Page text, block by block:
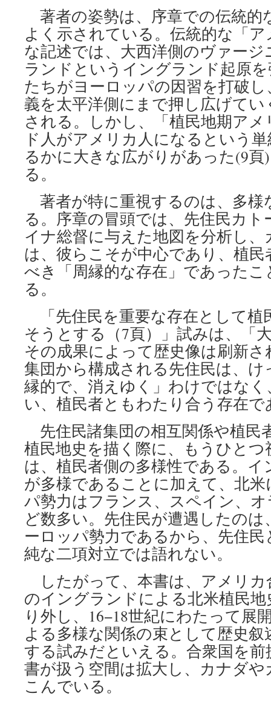
著者の姿勢は、序章での伝統的
よく示されている。伝統的な「
な記述では、大西洋側のヴァー
ランドというイングランド起原
たちがヨーロッパの因習を打破
義を太平洋側にまで押し広げて
される。しかし、「植民地期ア
ド人がアメリカ人になるという
るかに大きな広がりがあった(9頁
る。
著者が特に重視するのは、多様
る。序章の冒頭では、先住民カ
イナ総督に与えた地図を分析し
は、彼らこそが中心であり、植
べき「周縁的な存在」であった
る。
「先住民を重要な存在として植
そうとする（7頁）」試みは、「
その成果によって歴史像は刷新
集団から構成される先住民は、
縁的で、消えゆく」わけではな
い、植民者ともわたり合う存在で
先住民諸集団の相互関係や植民
植民地史を描く際に、もうひと
は、植民者側の多様性である。
が多様であることに加えて、北
パ勢力はフランス、スペイン、
ど数多い。先住民が遭遇したの
ーロッパ勢力であるから、先住
純な二項対立では語れない。
したがって、本書は、アメリカ
のイングランドによる北米植民
り外し、16−18世紀にわたって展
よる多様な関係の束として歴史
する試みだといえる。合衆国を
書が扱う空間は拡大し、カナダ
こんでいる。